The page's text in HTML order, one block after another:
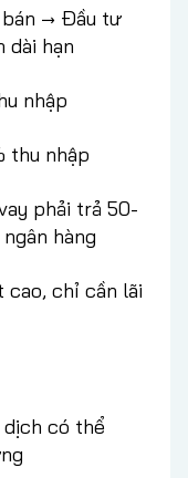
bán → Đầu tư
dài hạn
nhập
thu nhập
phải trả 50-
hàng
cao, chỉ cần lãi
dịch có thể